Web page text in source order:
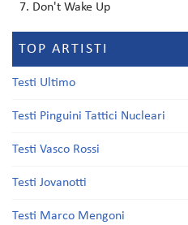
Don't Wake Up
TOP ARTISTI
Testi Ultimo
Testi Pinguini Tattici Nucleari
Testi Vasco Rossi
Testi Jovanotti
Testi Marco Mengoni